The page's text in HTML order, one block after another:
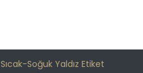
Sıcak-Soğuk Yaldız Etiket